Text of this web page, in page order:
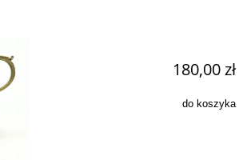
180,00 zł
do koszyka